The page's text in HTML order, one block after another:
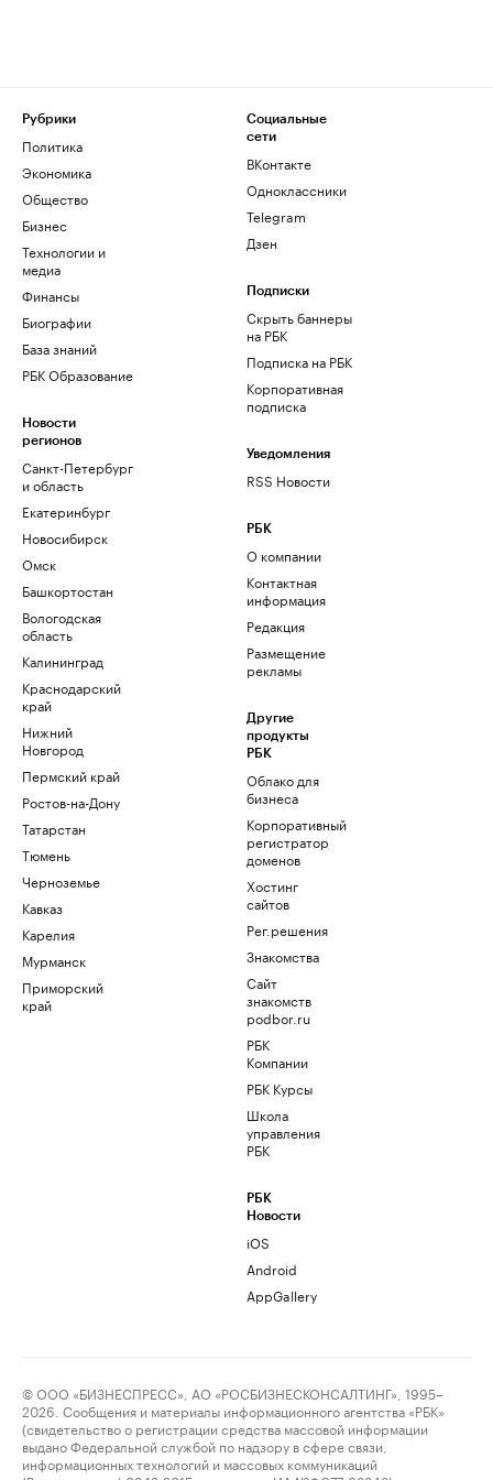
Рубрики
Политика
Экономика
Общество
Бизнес
Технологии и
медиа
Финансы
Биографии
База знаний
РБК Образование
Новости
регионов
Санкт-Петербург
и область
Екатеринбург
Новосибирск
Омск
Башкортостан
Вологодская
область
Калининград
Краснодарский
край
Нижний
Новгород
Пермский край
Ростов-на-Дону
Татарстан
Тюмень
Черноземье
Кавказ
Карелия
Мурманск
Приморский
край
Социальные
сети
ВКонтакте
Одноклассники
Telegram
Дзен
Подписки
Скрыть баннеры
на РБК
Подписка на РБК
Корпоративная
подписка
Уведомления
RSS Новости
РБК
О компании
Контактная
информация
Редакция
Размещение
рекламы
Другие
продукты
РБК
Облако для
бизнеса
Корпоративный
регистратор
доменов
Хостинг
сайтов
Рег.решения
Знакомства
Сайт
знакомств
podbor.ru
РБК
Компании
РБК Курсы
Школа
управления
РБК
РБК
Новости
iOS
Android
AppGallery
© ООО «БИЗНЕСПРЕСС», АО «РОСБИЗНЕСКОНСАЛТИНГ», 1995–
2026. Сообщения и материалы информационного агентства «РБК»
(свидетельство о регистрации средства массовой информации
выдано Федеральной службой по надзору в сфере связи,
информационных технологий и массовых коммуникаций